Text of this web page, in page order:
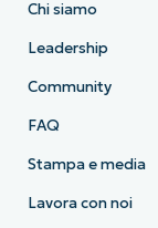
Chi siamo
Leadership
Community
FAQ
Stampa e media
Lavora con noi